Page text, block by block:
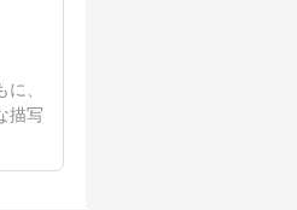
、
描写